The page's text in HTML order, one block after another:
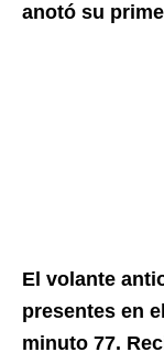
anotó su
El volante
presentes en
minuto 77.